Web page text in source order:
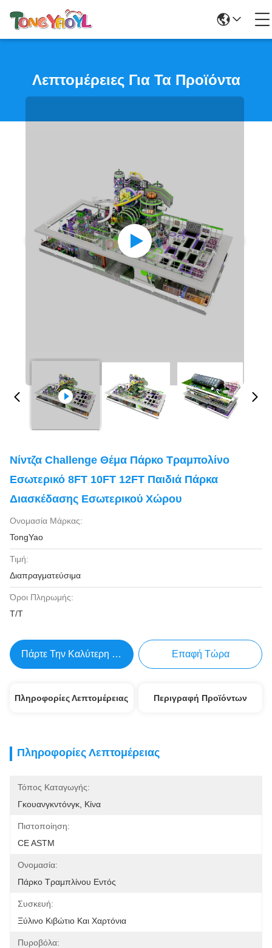
Λεπτομέρειες Για Τα Προϊόντα
Νίντζα Challenge Θέμα Πάρκο Τραμπολίνο
Εσωτερικό 8FT 10FT 12FT Παιδιά Πάρκα
Διασκέδασης Εσωτερικού Χώρου
Ονομασία Μάρκας:
TongYao
Τιμή:
Διαπραγματεύσιμα
Όροι Πληρωμής:
Τ/Τ
Πάρτε Την Καλύτερη Τιμή Επαφή Τώρα
Πληροφορίες Λεπτομέρειας Περιγραφή Προϊόντων
Πληροφορίες Λεπτομέρειας
Τόπος Καταγωγής:
Γκουανγκντόνγκ, Κίνα
Πιστοποίηση:
CE ASTM
Ονομασία:
Πάρκο Τραμπλίνου Εντός
Συσκευή:
Ξύλινο Κιβώτιο Και Χαρτόνια
Πυροβόλα: